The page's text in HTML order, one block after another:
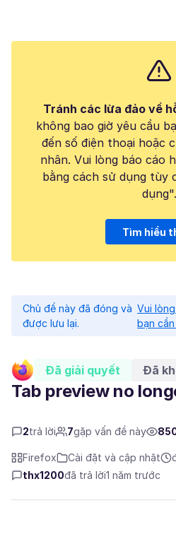
Tránh các lừa đảo về
không bao giờ yêu cầu
đến số điện thoại hoặc
nhân. Vui lòng báo cáo
bằng cách sử dụng tùy
dụng".
Tìm hiểu
Chủ đề này đã đóng và
được lưu lại.
Vui
bạn
Đã giải quyết Đã
Tab preview no
2trả lời 7gặp vấn đề này
Firefox Cài đặt và cập nhật
thx1200đã trả lời1 năm trước